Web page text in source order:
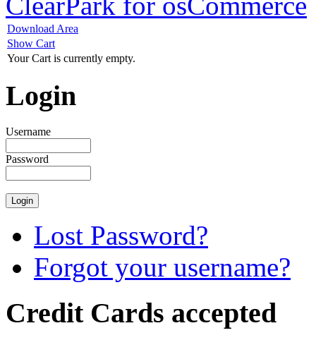
Download Area
Show Cart
Your Cart is currently empty.
Login
Username
Password
Lost Password?
Forgot your username?
Credit Cards accepted